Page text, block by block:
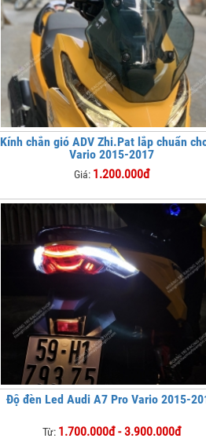
Kính chắn gió ADV Zhi.Pat lắp chuẩn
Vario 2015-2017
Giá: 1.200.000đ
Độ đèn Led Audi A7 Pro Vario 2015-
Từ: 1.700.000đ - 3.900.000đ